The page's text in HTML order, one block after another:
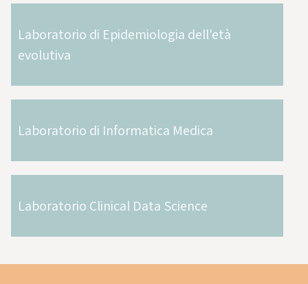
Laboratorio di Epidemiologia dell'età
evolutiva
Laboratorio di Informatica Medica
Laboratorio Clinical Data Science